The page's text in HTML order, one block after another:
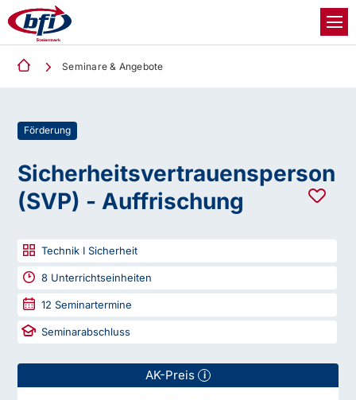
Seminare & Angebote
Förderung
Sicherheitsvertrauensperson
(SVP) - Auffrischung
Technik I Sicherheit
8 Unterrichtseinheiten
12 Seminartermine
Seminarabschluss
AK-Preis i